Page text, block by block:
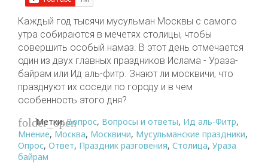
Каждый год тысячи мусульман Москвы с самого
утра собираются в мечетях столицы, чтобы
совершить особый намаз. В этот день отмечается
один из двух главных праздников Ислама - Ураза-
байрам или Ид аль-фитр. Знают ли москвичи, что
празднуют их соседи по городу и в чем
особенность этого дня?
folder_open
Метки:Вопрос, Вопросы и ответы, Ид аль-Фитр,
Мнение, Москва, Москвичи, Мусульманские праздники,
Опрос, Ответ, Праздник разговения, Столица, Ураза
байрам